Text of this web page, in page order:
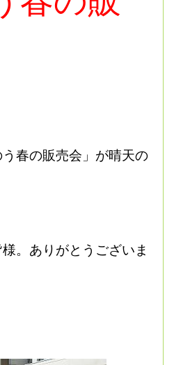
春の販売会」が晴天の
。ありがとうございま